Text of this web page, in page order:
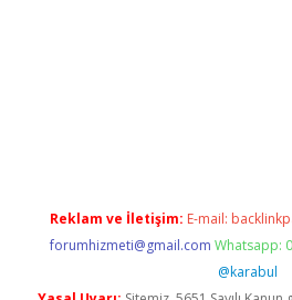
Reklam ve İletişim: E-mail:
forumhizmeti@gmail.com Whatsapp:
@karabul